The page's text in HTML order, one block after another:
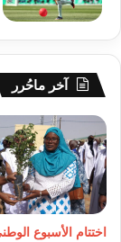
آخر ماحُرر
اختتام الأسبوع